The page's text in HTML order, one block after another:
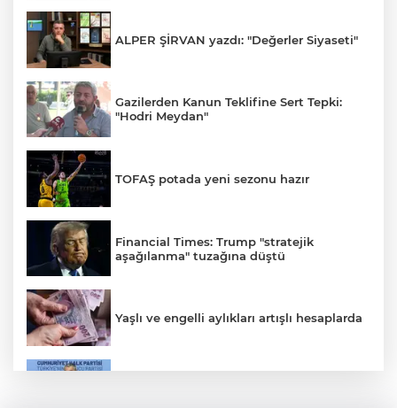
ALPER ŞİRVAN yazdı: "Değerler Siyaseti"
Gazilerden Kanun Teklifine Sert Tepki:
"Hodri Meydan"
TOFAŞ potada yeni sezonu hazır
Financial Times: Trump "stratejik
aşağılanma" tuzağına düştü
Yaşlı ve engelli aylıkları artışlı hesaplarda